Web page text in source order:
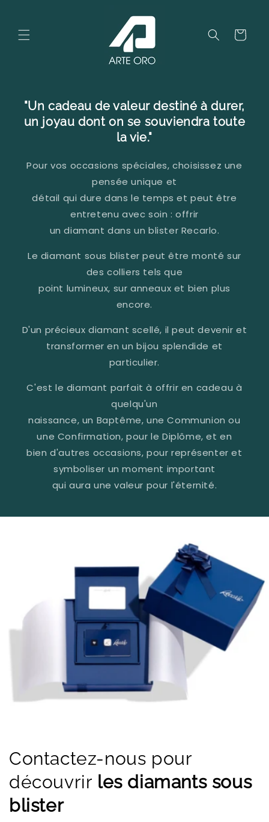
contenu
Panier
"Un cadeau de valeur destiné à durer,
un joyau dont on se souviendra toute
la vie."
Pour vos occasions spéciales, choisissez une
pensée unique et
détail qui dure dans le temps et peut être
entretenu avec soin : offrir
un diamant dans un blister Recarlo.
Le diamant sous blister peut être monté sur
des colliers tels que
point lumineux, sur anneaux et bien plus
encore.
D'un précieux diamant scellé, il peut devenir et
transformer en un bijou splendide et
particulier.
C'est le diamant parfait à offrir en cadeau à
quelqu'un
naissance, un Baptême, une Communion ou
une Confirmation, pour le Diplôme, et en
bien d'autres occasions, pour représenter et
symboliser un moment important
qui aura une valeur pour l'éternité.
Contactez-nous pour
découvrir les diamants sous
blister